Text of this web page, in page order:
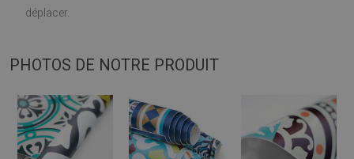
déplacer.
PHOTOS DE NOTRE PRODUIT